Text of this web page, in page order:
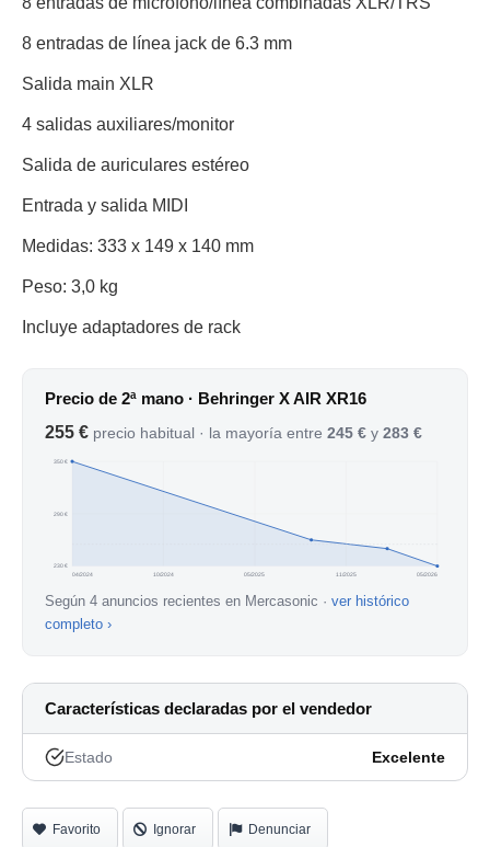
8 entradas de línea jack de 6.3 mm
Salida main XLR
4 salidas auxiliares/monitor
Salida de auriculares estéreo
Entrada y salida MIDI
Medidas: 333 x 149 x 140 mm
Peso: 3,0 kg
Incluye adaptadores de rack
Precio de 2ª mano · Behringer X AIR XR16
255 € precio habitual · la mayoría entre 245 € y 283 €
230 €
290 €
350 €
04/2024 10/2024 05/2025 11/2025 05/2026
Según 4 anuncios recientes en Mercasonic · ver histórico
completo ›
Características declaradas por el vendedor
Estado Excelente
Favorito Ignorar Denunciar